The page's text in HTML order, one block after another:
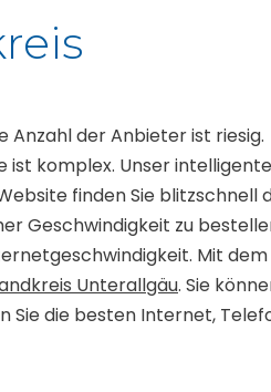
Anzahl der Anbieter ist riesig.
ist komplex. Unser
finden Sie blitzschnell
Geschwindigkeit zu
Mit dem
Unterallgäu. Sie
Sie die besten Internet,